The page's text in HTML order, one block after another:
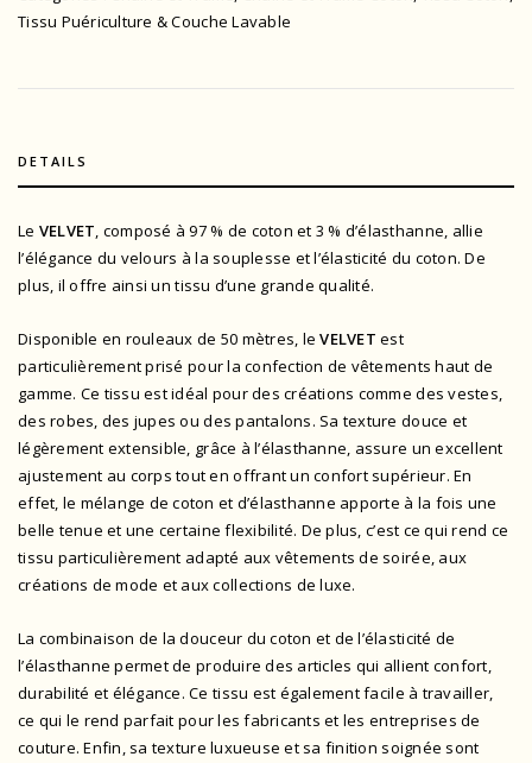
Tissu Puériculture & Couche Lavable
DETAILS
Le VELVET, composé à 97 % de coton et 3 % d’élasthanne, allie
l’élégance du velours à la souplesse et l’élasticité du coton. De
plus, il offre ainsi un tissu d’une grande qualité.
Disponible en rouleaux de 50 mètres, leVELVET est
particulièrement prisé pour la confection de vêtements haut de
gamme. Ce tissu est idéal pour des créations comme des vestes,
des robes, des jupes ou des pantalons. Sa texture douce et
légèrement extensible, grâce à l’élasthanne, assure un excellent
ajustement au corps tout en offrant un confort supérieur. En
effet, le mélange de coton et d’élasthanne apporte à la fois une
belle tenue et une certaine flexibilité. De plus, c’est ce qui rend ce
tissu particulièrement adapté aux vêtements de soirée, aux
créations de mode et aux collections de luxe.
La combinaison de la douceur du coton et de l’élasticité de
l’élasthanne permet de produire des articles qui allient confort,
durabilité et élégance. Ce tissu est également facile à travailler,
ce qui le rend parfait pour les fabricants et les entreprises de
couture. Enfin, sa texture luxueuse et sa finition soignée sont